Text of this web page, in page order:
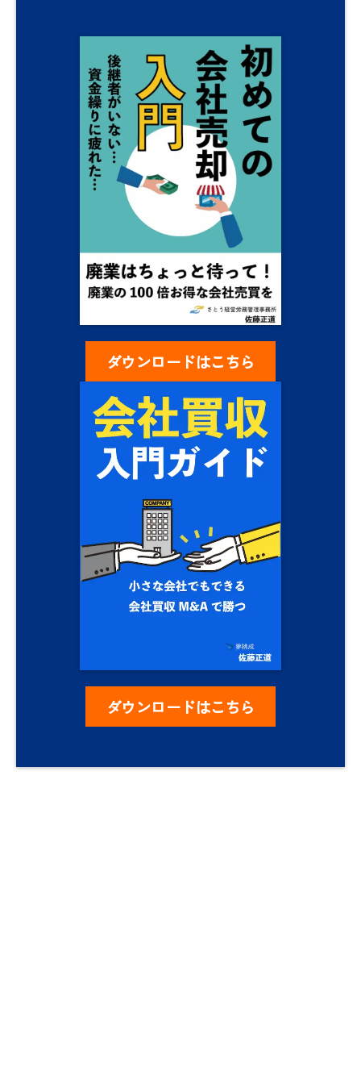
ダウンロードはこちら
ダウンロードはこちら